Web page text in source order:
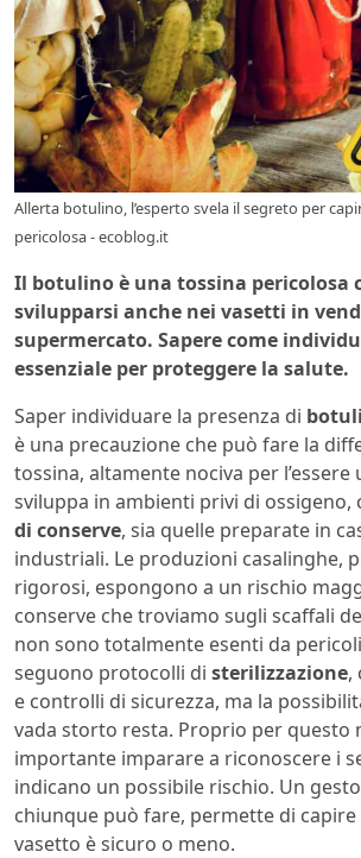
Allerta botulino, l’esperto svela il segreto per
pericolosa - ecoblog.it
Il botulino è una tossina pericolosa
svilupparsi anche nei vasetti in
supermercato. Sapere come
essenziale per proteggere la salute.
Saper individuare la presenza di
è una precauzione che può fare la
tossina, altamente nociva per l’essere
sviluppa in ambienti privi di ossigeno,
di conserve, sia quelle preparate in
industriali. Le produzioni casalinghe,
rigorosi, espongono a un rischio
conserve che troviamo sugli scaffali
non sono totalmente esenti da
seguono protocolli di sterilizzazione,
e controlli di sicurezza, ma la
vada storto resta. Proprio per questo
importante imparare a riconoscere i
indicano un possibile rischio. Un
chiunque può fare, permette di
vasetto è sicuro o meno.